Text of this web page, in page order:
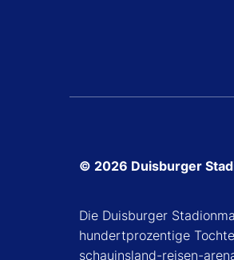
© 2026 Duisburger
Die Duisburger
hundertprozentige
schauinsland-reisen-